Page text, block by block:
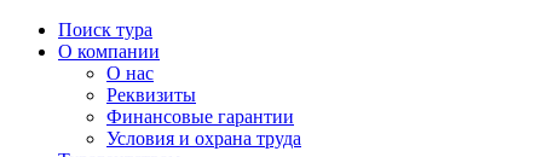
Поиск тура
О компании
О нас
Реквизиты
Финансовые гарантии
Условия и охрана труда